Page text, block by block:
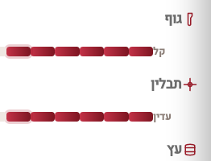
גוף
קל
תבלין
עדין
עץ